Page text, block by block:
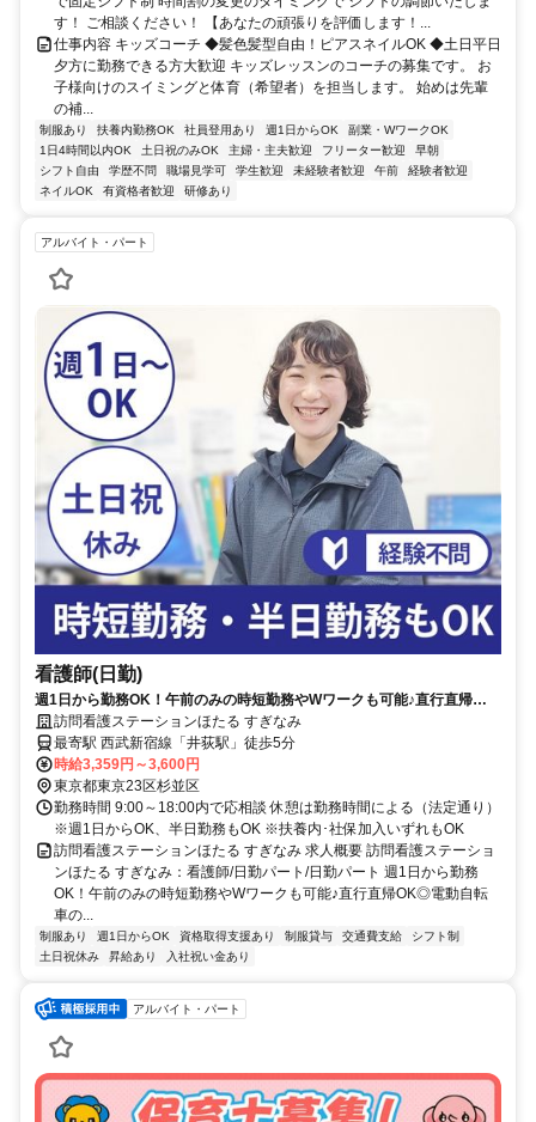
す！ ご相談ください！ 【あなたの頑張りを評価します！...
仕事内容 キッズコーチ ◆髪色髪型自由！ピアスネイルOK ◆土日平日
夕方に勤務できる方大歓迎 キッズレッスンのコーチの募集です。 お
子様向けのスイミングと体育（希望者）を担当します。 始めは先輩
の補...
制服あり 扶養内勤務OK 社員登用あり 週1日からOK
副業・WワークOK
1日4時間以内OK
土日祝のみOK 主婦・主夫歓迎 フリーター歓迎
早朝
シフト自由
学歴不問 職場見学可 学生歓迎 未経験者歓迎 午前
経験者歓迎
ネイルOK
有資格者歓迎 研修あり
アルバイト・パート
看護師(日勤)
週1日から勤務OK！午前のみの時短勤務やWワークも可能♪直行直帰
OK◎電動自転車の貸与あり！訪問看護未経験も大歓迎です☆【杉並区、
西武新宿線「井荻駅」、訪問看護、日勤パート】※積極採用中
訪問看護ステーションほたる すぎなみ
最寄駅 西武新宿線「井荻駅」徒歩5分
時給3,359円～3,600円
東京都東京23区杉並区
勤務時間 9:00～18:00内で応相談 休憩は勤務時間による（法定通り）
※週1日からOK、半日勤務もOK ※扶養内･社保加入いずれもOK
訪問看護ステーションほたる すぎなみ 求人概要 訪問看護ステーショ
ンほたる すぎなみ：看護師/日勤パート/日勤パート 週1日から勤務
OK！午前のみの時短勤務やWワークも可能♪直行直帰OK◎電動自転
車の...
制服あり 週1日からOK 資格取得支援あり 制服貸与 交通費支給
シフト制
土日祝休み
昇給あり 入社祝い金あり
アルバイト・パート